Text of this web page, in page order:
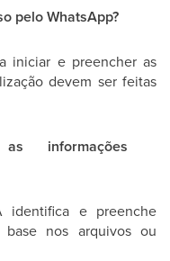
pelo WhatsApp?
iniciar e preencher as
devem ser feitas
informações
identifica e preenche
base nos arquivos ou